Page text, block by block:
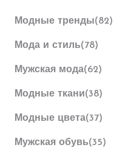
Модные тренды(82)
Мода и стиль(78)
Мужская мода(62)
Модные ткани(38)
Модные цвета(37)
Мужская обувь(35)